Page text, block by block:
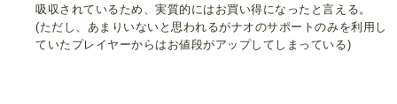
吸収されているため、実質的にはお買い得になったと言える。
(ただし、あまりいないと思われるがナオのサポートのみを利用し
ていたプレイヤーからはお値段がアップしてしまっている)